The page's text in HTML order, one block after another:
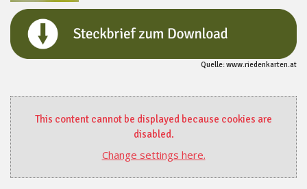
Quelle: www.riedenkarten.at
This content cannot be displayed because cookies are
disabled.
Change settings here.